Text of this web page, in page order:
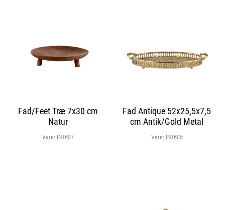
Fad/Feet Træ 7x30 cm
Natur
Vare: INT607
Fad Antique 52x25,5x7,5
cm Antik/Gold Metal
Vare: INT605